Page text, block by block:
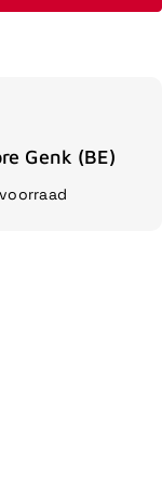
Genk (BE)